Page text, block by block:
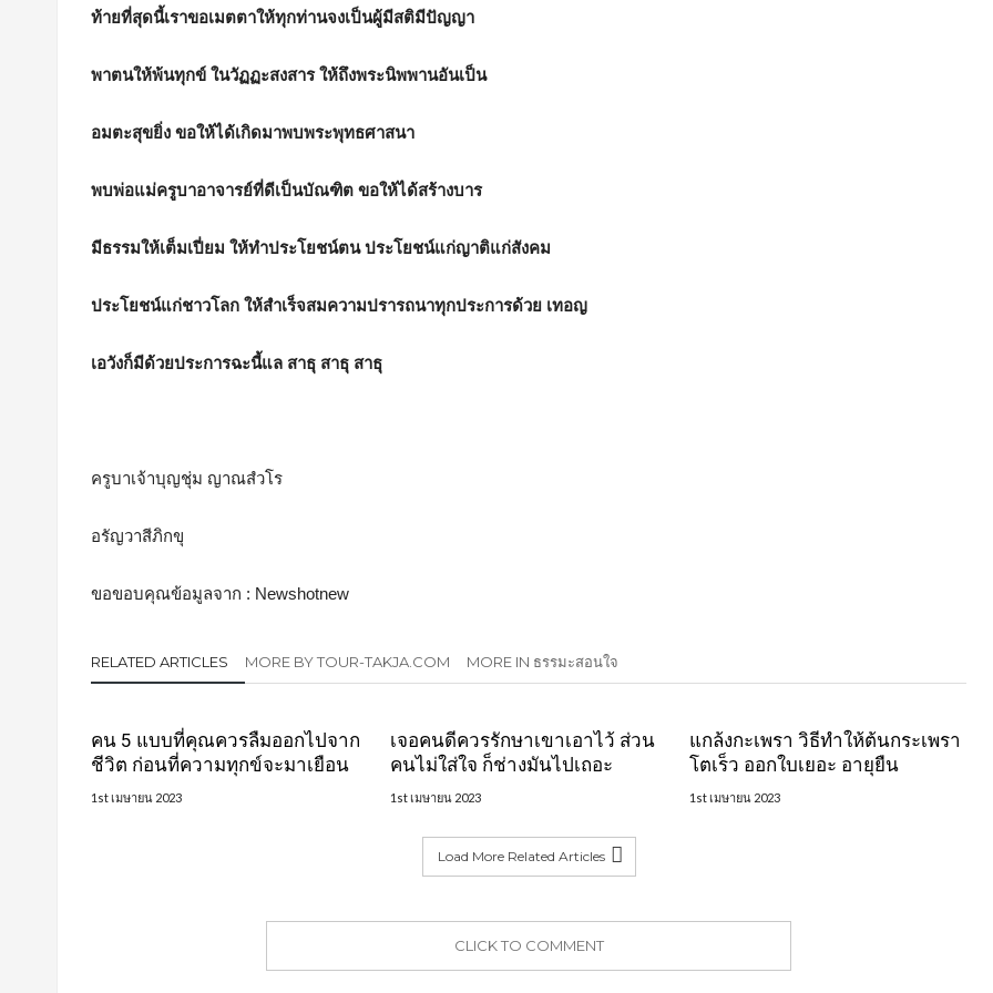
ท้ายที่สุดนี้เราขอเมตตาให้ทุกท่านจงเป็นผู้มีสติมีปัญญา
พาตนให้พ้นทุกข์ ในวัฏฏะสงสาร ให้ถึงพระนิพพานอันเป็น
อมตะสุขยิ่ง ขอให้ได้เกิดมาพบพระพุทธศาสนา
พบพ่อแม่ครูบาอาจารย์ที่ดีเป็นบัณฑิต ขอให้ได้สร้างบาร
มีธรรมให้เต็มเปี่ยม ให้ทำประโยชน์ตน ประโยชน์แก่ญาติแก่สังคม
ประโยชน์แก่ชาวโลก ให้สำเร็จสมความปรารถนาทุกประการด้วย เทอญ
เอวังก็มีด้วยประการฉะนี้แล สาธุ สาธุ สาธุ
ครูบาเจ้าบุญชุ่ม ญาณสํวโร
อรัญวาสีภิกขุ
ขอขอบคุณข้อมูลจาก : Newshotnew
RELATED ARTICLES MORE BY TOUR-TAKJA.COM MORE IN ธรรมะสอนใจ
คน 5 แบบที่คุณควรลืมออกไปจาก
ชีวิต ก่อนที่ความทุกข์จะมาเยือน
1st เมษายน 2023
เจอคนดีควรรักษาเขาเอาไว้ ส่วน
คนไม่ใส่ใจ ก็ช่างมันไปเถอะ
1st เมษายน 2023
แกล้งกะเพรา วิธีทำให้ต้นกระเพรา
โตเร็ว ออกใบเยอะ อายุยืน
1st เมษายน 2023
Load More Related Articles
CLICK TO COMMENT